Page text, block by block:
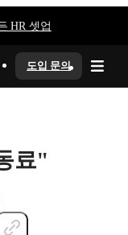
HR 셋업
도입 문의
료"